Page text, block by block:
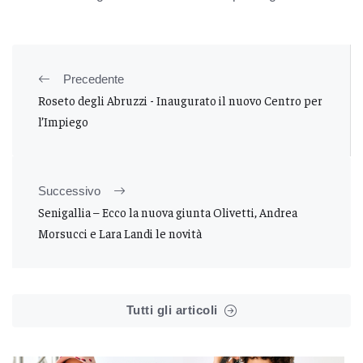
Precedente
Roseto degli Abruzzi - Inaugurato il nuovo Centro per
l’Impiego
Successivo
Senigallia – Ecco la nuova giunta Olivetti, Andrea
Morsucci e Lara Landi le novità
Tutti gli articoli